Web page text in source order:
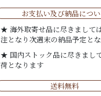
お支払い及び納品につ
★ 海外取寄せ品に尽きまして
注となり次週末の納品予定と
★ 国内ストック品に尽きまし
荷となります
送料無料